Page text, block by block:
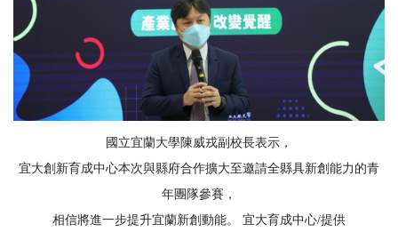
國立宜蘭大學陳威戎副校長表示，
宜大創新育成中心本次與縣府合作擴大至邀請全縣具新創能力的青
年團隊參賽，
相信將進一步提升宜蘭新創動能。 宜大育成中心/提供